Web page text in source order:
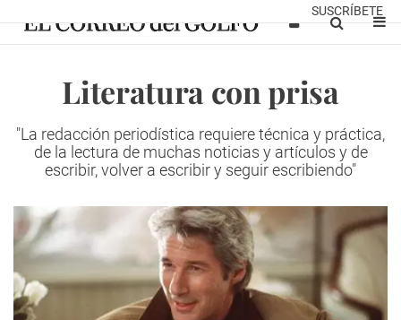
SUSCRÍBETE
Literatura con prisa
"La redacción periodística requiere técnica y práctica,
de la lectura de muchas noticias y artículos y de
escribir, volver a escribir y seguir escribiendo"